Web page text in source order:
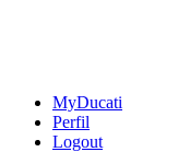
MyDucati
Perfil
Logout